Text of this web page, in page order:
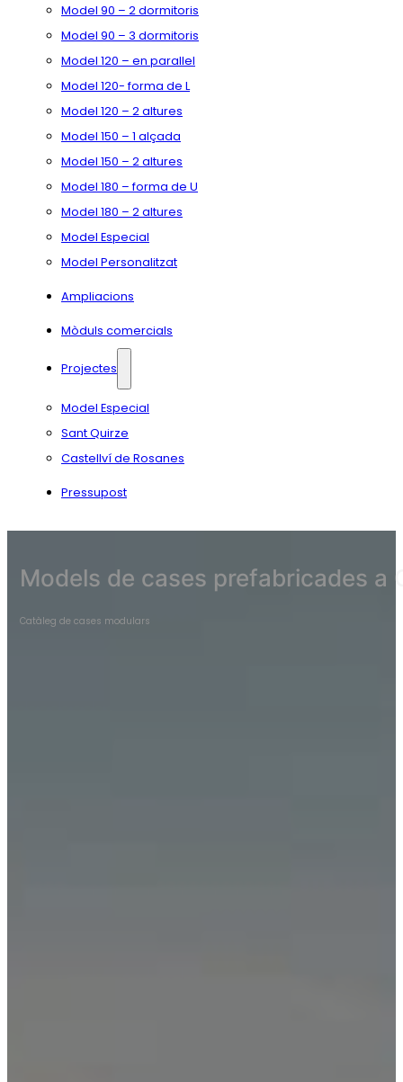
Model 90 – 2 dormitoris
Model 90 – 3 dormitoris
Model 120 – en parallel
Model 120- forma de L
Model 120 – 2 altures
Model 150 – 1 alçada
Model 150 – 2 altures
Model 180 – forma de U
Model 180 – 2 altures
Model Especial
Model Personalitzat
Ampliacions
Mòduls comercials
Projectes
Model Especial
Sant Quirze
Castellví de Rosanes
Pressupost
Models de cases prefabricades a
Catàleg de cases modulars